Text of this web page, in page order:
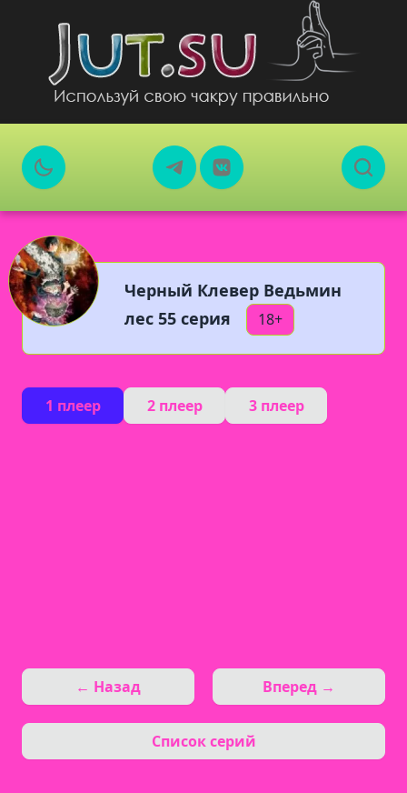
Черный Клевер Ведьмин
лес 55 серия
18+
1 плеер 2 плеер 3 плеер
← Назад
Список серий
Вперед →